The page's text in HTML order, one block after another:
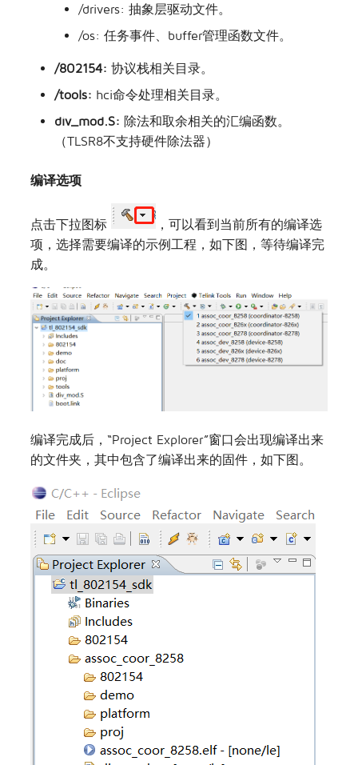
/drivers: 抽象层驱动文件。
/os: 任务事件、buffer管理函数文件。
/802154: 协议栈相关目录。
/tools: hci命令处理相关目录。
div_mod.S: 除法和取余相关的汇编函数。
（TLSR8不支持硬件除法器）
编译选项
点击下拉图标
，可以看到当前所有的编译选
项，选择需要编译的示例工程，如下图，等待编译完
成。
编译完成后，“Project Explorer”窗口会出现编译出来
的文件夹，其中包含了编译出来的固件，如下图。